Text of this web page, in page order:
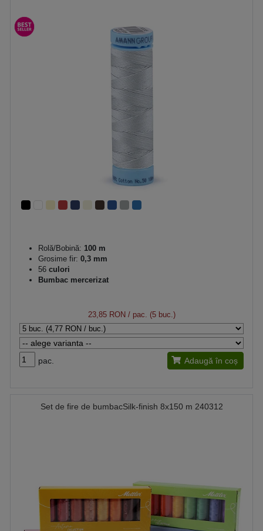
Rolă/Bobină: 100 m
Grosime fir: 0,3 mm
56 culori
Bumbac mercerizat
23,85 RON / pac. (5 buc.)
pac. Adaugă în coș
Set de fire de bumbacSilk-finish 8x150 m 240312